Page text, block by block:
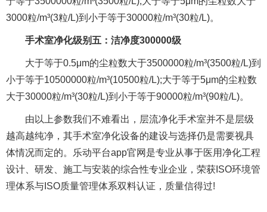
3000粒/m³(3粒/L)到小于等于30000粒/m³(30粒/L)。
手术室净化级别五：洁净度300000级
大于等于0.5μm的尘粒数大于3500000粒/m³(3500粒/L)到
小于等于10500000粒/m³(10500粒/L);大于等于5μm的尘粒数
大于30000粒/m³(30粒/L)到小于等于90000粒/m³(90粒/L)。
由以上参数我们不难看出，层流净化手术室并不是层级
越高越纯净，其手术室净化设备的建设与选择仍是需要视具
体情况而定的。乐动平台app官网是专业从事于医用净化工程
设计、研发、施工与安装的综合性专业企业，荣获ISO环境管
理体系与ISO质量管理体系双料认证，质量信得过!